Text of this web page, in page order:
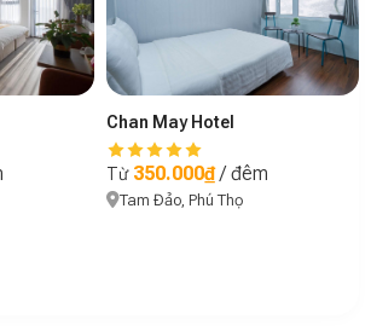
Chan May Hotel
Từ 350.000₫/ đêm
Tam Đảo, Phú Thọ